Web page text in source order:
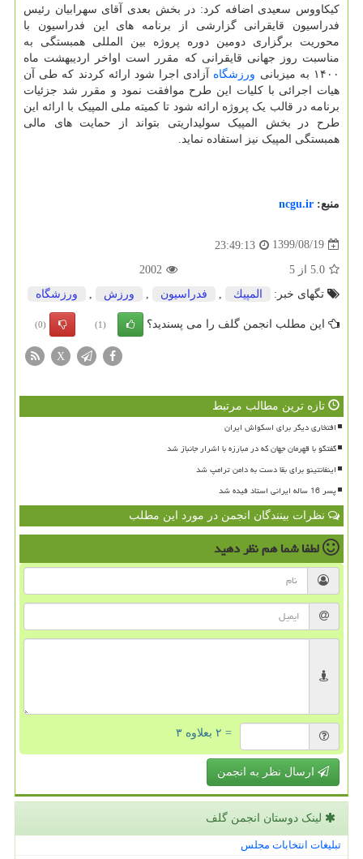
کیکاووس سعیدی اضافه کرد: در بخش بعدی آقای سهرابیان رئیس
فدراسیون قایقرانی گزارشی از برنامه های این فدراسیون با
محوریت برگزاری دومین دوره پروژه بین المللی همبستگی به
مناسبت روز جهانی قایقرانی که مقرر است اواخر اردیبهشت ماه
۱۴۰۰ به میزبانی
ورزشگاه آزادی اجرا شود ارائه کردند که طی آن
هیات اجرائی با کلیات این طرح موافقت نمود و مقرر شد جزئیات
برنامه در قالب یک پروژه ارائه شود تا کمیته ملی المپیک با ارائه این
طرح در بخش المپیک سولیداریتی بتواند از حمایت های مالی
همبستگی المپیک نیز استفاده نماید.
منبع: ncgu.ir
1399/08/19
23:49:13
5.0 از 5
2002
تگهای خبر:
المپیك فدراسیون ورزش ورزشگاه
این مطلب انجمن گلف را می پسندید؟ (1)
(0)
X
تازه ترین مطالب مرتبط
افتخاری دیگر برای اسکواش ایران
گفتگو با قهرمان جهان که در مبارزه با اشرار جانباز شد
اینفانتینو برای بقا دست به دامن ترامپ شد
پسر 16 ساله ایرانی استاد فیده شد
نظرات بینندگان انجمن در مورد این مطلب
لطفا شما همنظر دهید
= ۲ بعلاوه ۳
ارسال نظر به انجمن
لینک دوستان انجمن گلف
تبلیغات انتخابات مجلس